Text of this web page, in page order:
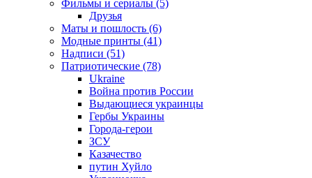
Фильмы и сериалы (5)
Друзья
Маты и пошлость (6)
Модные принты (41)
Надписи (51)
Патриотические (78)
Ukraine
Война против России
Выдающиеся украинцы
Гербы Украины
Города-герои
ЗСУ
Казачество
путин Хуйло